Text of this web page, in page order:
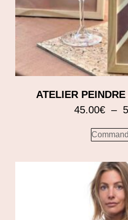
ATELIER
45.00€ –